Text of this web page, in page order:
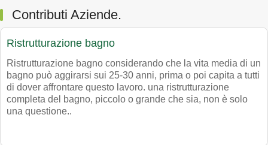
Contributi Aziende.
Ristrutturazione bagno
Ristrutturazione bagno considerando che la vita media di un
bagno può aggirarsi sui 25-30 anni, prima o poi capita a tutti
di dover affrontare questo lavoro. una ristrutturazione
completa del bagno, piccolo o grande che sia, non è solo
una questione..